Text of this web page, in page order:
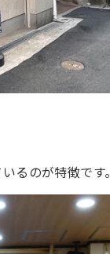
るのが特徴です。